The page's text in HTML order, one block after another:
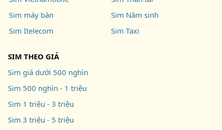
Sim máy bàn
Sim Itelecom
Sim Năm sinh
Sim Taxi
SIM THEO GIÁ
Sim giá dưới 500 nghìn
Sim 500 nghìn - 1 triệu
Sim 1 triệu - 3 triệu
Sim 3 triệu - 5 triệu